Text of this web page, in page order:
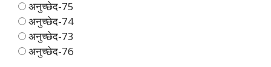
अनुच्छेद-75
अनुच्छेद-74
अनुच्छेद-73
अनुच्छेद-76